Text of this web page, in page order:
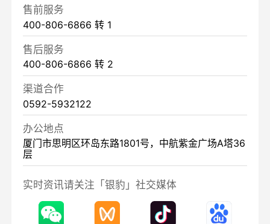
售前服务
400-806-6866 转 1
售后服务
400-806-6866 转 2
渠道合作
0592-5932122
办公地点
厦门市思明区环岛东路1801号，中航紫金广场A塔36
层
实时资讯请关注「银豹」社交媒体